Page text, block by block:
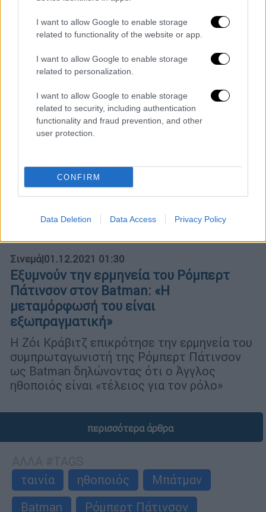
I want to allow Google to enable storage
related to functionality of the website or app.
I want to allow Google to enable storage
related to personalization.
I want to allow Google to enable storage
related to security, including authentication
functionality and fraud prevention, and other
user protection.
CONFIRM
Data Deletion Data Access Privacy Policy
τέχνης και οι νέες κυκλοφορίες στις
αγαπημένες μας συνδρομητικές πλατφόρμες
Σινεμά|01.12.2021 01:30
Εξυμνούν την ερμηνεία του Ρόμπερτ
Πάτινσον στον Batman: «Η
μεταμόρφωσή του είναι
εξωπραγματική»
Η Ζόι Κράβιτζ επικρότησε την ερμηνεία του
συμπρωταγωνιστή της Ρόμπερτ Πάτινσον
ως Batman δηλώνοντας ότι ο Άγγλος
ηθοποιός είναι «τέλειος για τον ρόλο»
περισσότερα άρθρα
ταινία
ηθοποιός
Μπάτμαν
Batman
Ρόμπερτ Πάτινσον